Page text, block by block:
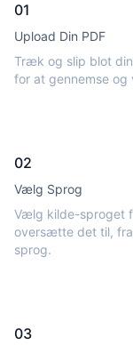
01
Upload Din PDF
Træk og slip blot
for at gennemse
02
Vælg Sprog
Vælg kilde-sproget
oversætte det til,
sprog.
03